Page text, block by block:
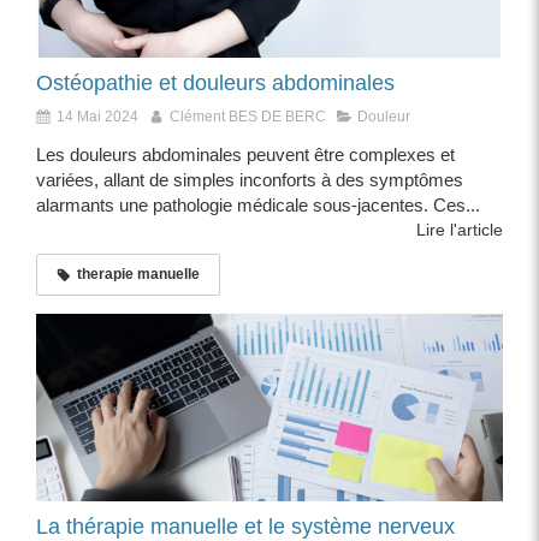
Ostéopathie et douleurs abdominales
14 Mai 2024 Clément BES DE BERC Douleur
Les douleurs abdominales peuvent être complexes et
variées, allant de simples inconforts à des symptômes
alarmants une pathologie médicale sous-jacentes. Ces...
Lire l'article
therapie manuelle
La thérapie manuelle et le système nerveux